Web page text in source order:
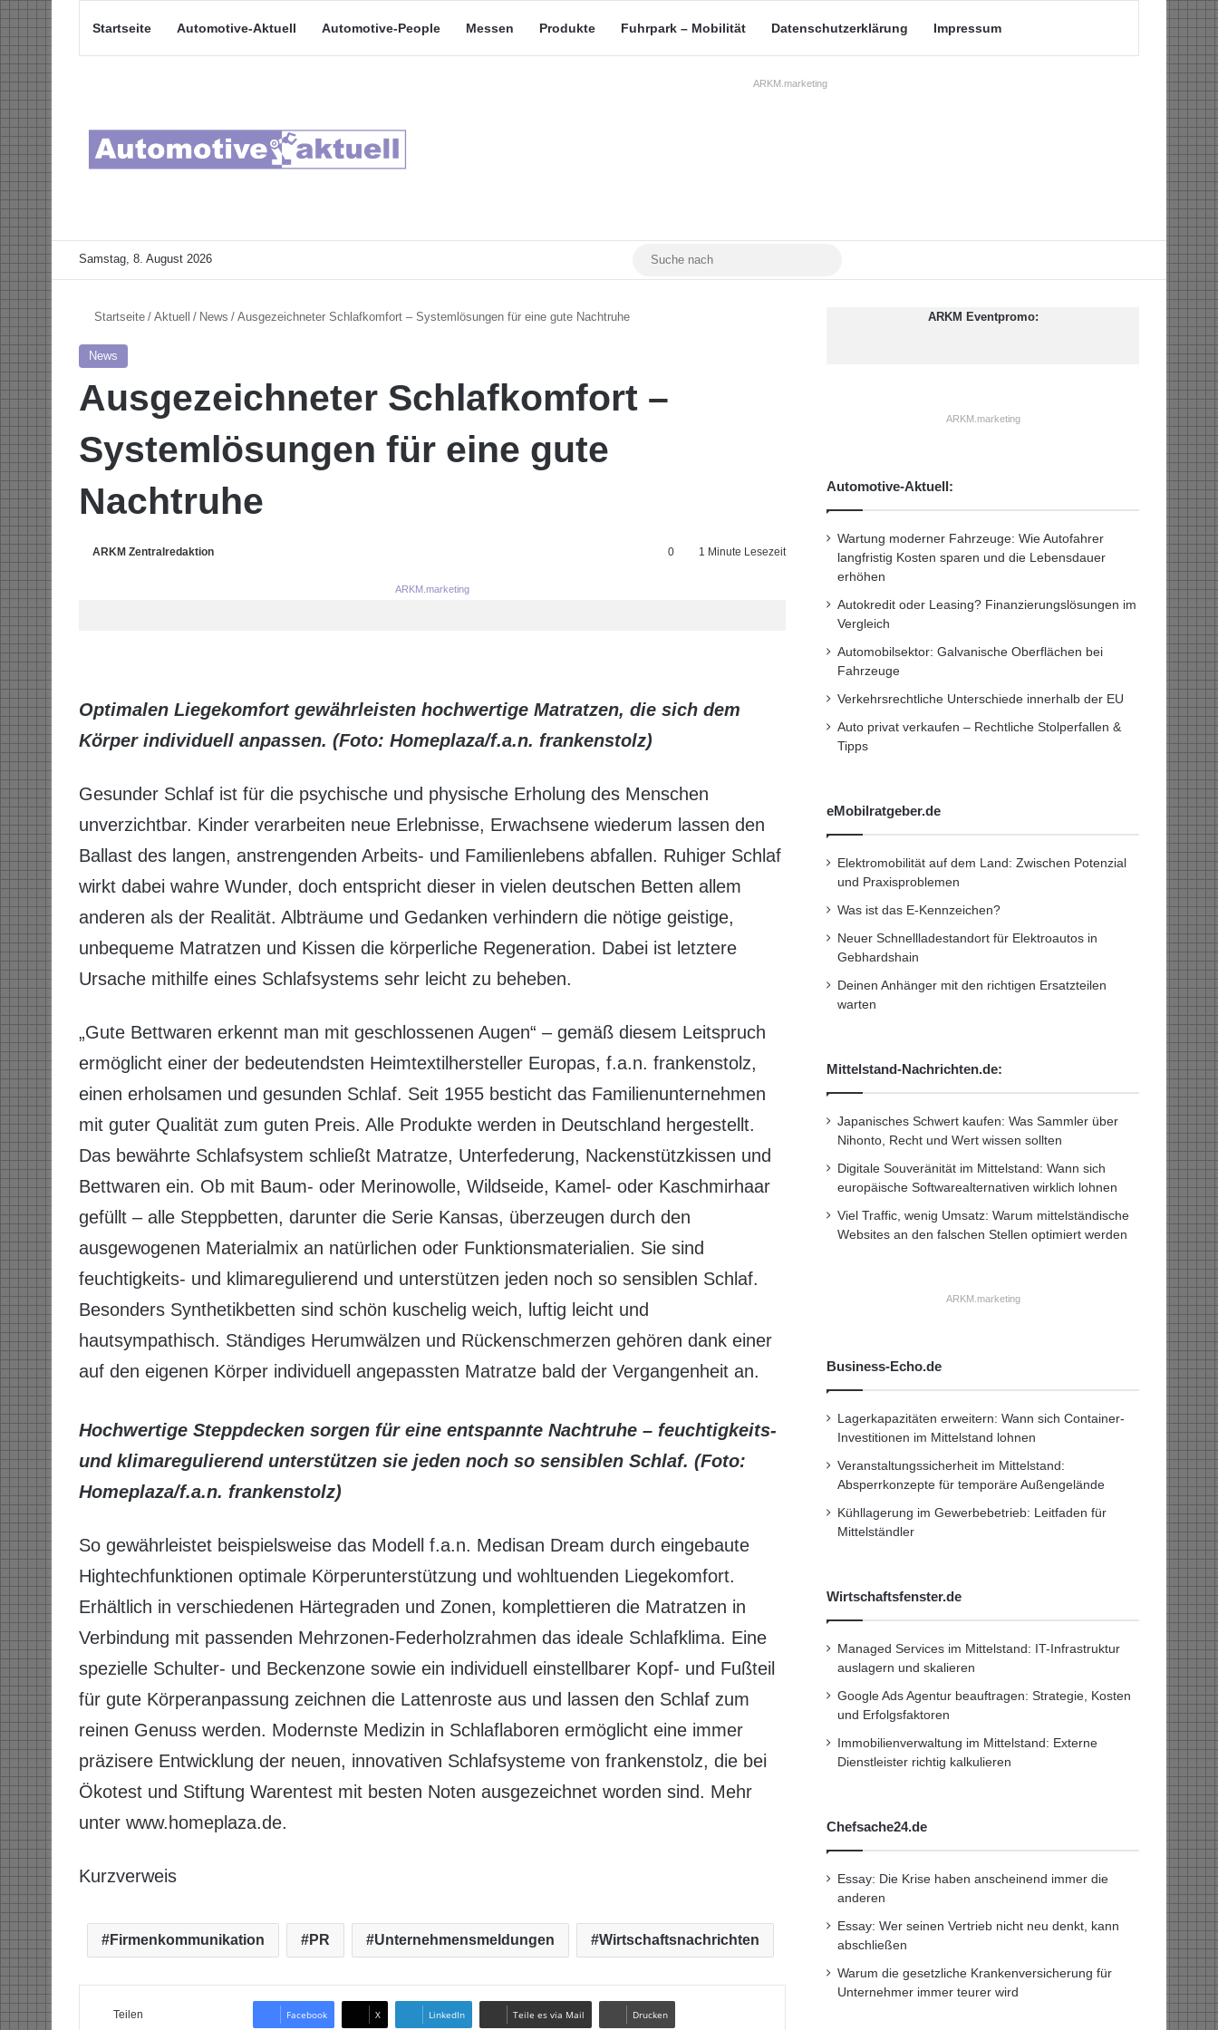
Startseite Automotive-Aktuell Automotive-People Messen Produkte Fuhrpark – Mobilität Datenschutzerklärung Impressum
ARKM.marketing
Samstag, 8. August 2026 YouTubeMastodon
Startseite / Aktuell / News / Ausgezeichneter Schlafkomfort – Systemlösungen für eine gute Nachtruhe
News
Ausgezeichneter Schlafkomfort –
Systemlösungen für eine gute
Nachtruhe
ARKM Zentralredaktion 0 1 Minute Lesezeit
ARKM.marketing
Optimalen Liegekomfort gewährleisten hochwertige Matratzen, die sich dem
Körper individuell anpassen. (Foto: Homeplaza/f.a.n. frankenstolz)
Gesunder Schlaf ist für die psychische und physische Erholung des Menschen
unverzichtbar. Kinder verarbeiten neue Erlebnisse, Erwachsene wiederum lassen den
Ballast des langen, anstrengenden Arbeits- und Familienlebens abfallen. Ruhiger Schlaf
wirkt dabei wahre Wunder, doch entspricht dieser in vielen deutschen Betten allem
anderen als der Realität. Albträume und Gedanken verhindern die nötige geistige,
unbequeme Matratzen und Kissen die körperliche Regeneration. Dabei ist letztere
Ursache mithilfe eines Schlafsystems sehr leicht zu beheben.
„Gute Bettwaren erkennt man mit geschlossenen Augen“ – gemäß diesem Leitspruch
ermöglicht einer der bedeutendsten Heimtextilhersteller Europas, f.a.n. frankenstolz,
einen erholsamen und gesunden Schlaf. Seit 1955 besticht das Familienunternehmen
mit guter Qualität zum guten Preis. Alle Produkte werden in Deutschland hergestellt.
Das bewährte Schlafsystem schließt Matratze, Unterfederung, Nackenstützkissen und
Bettwaren ein. Ob mit Baum- oder Merinowolle, Wildseide, Kamel- oder Kaschmirhaar
gefüllt – alle Steppbetten, darunter die Serie Kansas, überzeugen durch den
ausgewogenen Materialmix an natürlichen oder Funktionsmaterialien. Sie sind
feuchtigkeits- und klimaregulierend und unterstützen jeden noch so sensiblen Schlaf.
Besonders Synthetikbetten sind schön kuschelig weich, luftig leicht und
hautsympathisch. Ständiges Herumwälzen und Rückenschmerzen gehören dank einer
auf den eigenen Körper individuell angepassten Matratze bald der Vergangenheit an.
Hochwertige Steppdecken sorgen für eine entspannte Nachtruhe – feuchtigkeits-
und klimaregulierend unterstützen sie jeden noch so sensiblen Schlaf. (Foto:
Homeplaza/f.a.n. frankenstolz)
So gewährleistet beispielsweise das Modell f.a.n. Medisan Dream durch eingebaute
Hightechfunktionen optimale Körperunterstützung und wohltuenden Liegekomfort.
Erhältlich in verschiedenen Härtegraden und Zonen, komplettieren die Matratzen in
Verbindung mit passenden Mehrzonen-Federholzrahmen das ideale Schlafklima. Eine
spezielle Schulter- und Beckenzone sowie ein individuell einstellbarer Kopf- und Fußteil
für gute Körperanpassung zeichnen die Lattenroste aus und lassen den Schlaf zum
reinen Genuss werden. Modernste Medizin in Schlaflaboren ermöglicht eine immer
präzisere Entwicklung der neuen, innovativen Schlafsysteme von frankenstolz, die bei
Ökotest und Stiftung Warentest mit besten Noten ausgezeichnet worden sind. Mehr
unter www.homeplaza.de.
Kurzverweis
Firmenkommunikation PR Unternehmensmeldungen Wirtschaftsnachrichten
Teilen Facebook X LinkedIn Teile es via Mail Drucken
ARKM Eventpromo:
ARKM.marketing
Automotive-Aktuell:
Wartung moderner Fahrzeuge: Wie Autofahrer
langfristig Kosten sparen und die Lebensdauer
erhöhen
Autokredit oder Leasing? Finanzierungslösungen im
Vergleich
Automobilsektor: Galvanische Oberflächen bei
Fahrzeuge
Verkehrsrechtliche Unterschiede innerhalb der EU
Auto privat verkaufen – Rechtliche Stolperfallen &
Tipps
eMobilratgeber.de
Elektromobilität auf dem Land: Zwischen Potenzial
und Praxisproblemen
Was ist das E-Kennzeichen?
Neuer Schnellladestandort für Elektroautos in
Gebhardshain
Deinen Anhänger mit den richtigen Ersatzteilen
warten
Mittelstand-Nachrichten.de:
Japanisches Schwert kaufen: Was Sammler über
Nihonto, Recht und Wert wissen sollten
Digitale Souveränität im Mittelstand: Wann sich
europäische Softwarealternativen wirklich lohnen
Viel Traffic, wenig Umsatz: Warum mittelständische
Websites an den falschen Stellen optimiert werden
ARKM.marketing
Business-Echo.de
Lagerkapazitäten erweitern: Wann sich Container-
Investitionen im Mittelstand lohnen
Veranstaltungssicherheit im Mittelstand:
Absperrkonzepte für temporäre Außengelände
Kühllagerung im Gewerbebetrieb: Leitfaden für
Mittelständler
Wirtschaftsfenster.de
Managed Services im Mittelstand: IT-Infrastruktur
auslagern und skalieren
Google Ads Agentur beauftragen: Strategie, Kosten
und Erfolgsfaktoren
Immobilienverwaltung im Mittelstand: Externe
Dienstleister richtig kalkulieren
Chefsache24.de
Essay: Die Krise haben anscheinend immer die
anderen
Essay: Wer seinen Vertrieb nicht neu denkt, kann
abschließen
Warum die gesetzliche Krankenversicherung für
Unternehmer immer teurer wird